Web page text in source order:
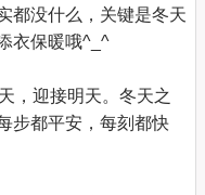
都没什么，关键是冬天
衣保暖哦^_^
，迎接明天。冬天之
步都平安，每刻都快